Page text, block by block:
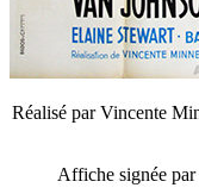
Réalisé par Vincente
Affiche signée